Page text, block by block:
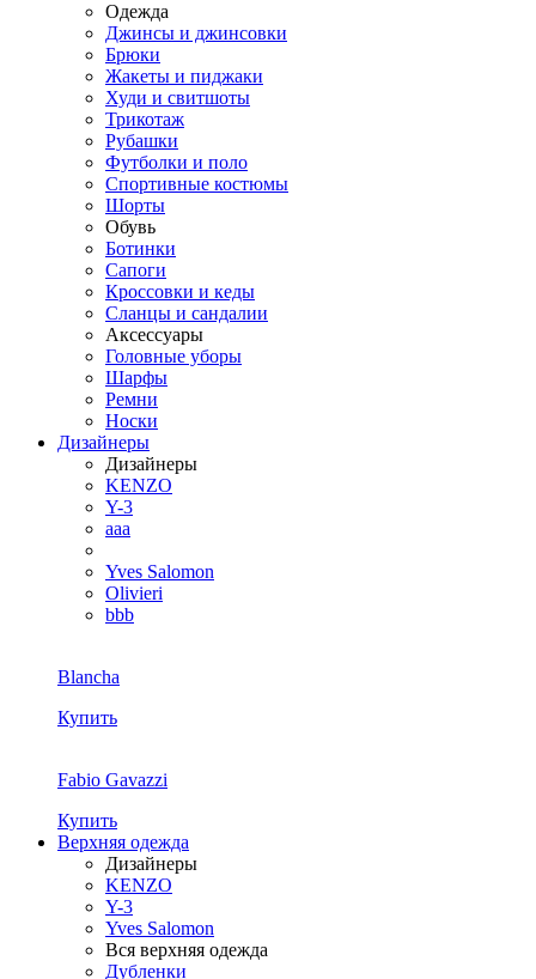
Одежда
Джинсы и джинсовки
Брюки
Жакеты и пиджаки
Худи и свитшоты
Трикотаж
Рубашки
Футболки и поло
Спортивные костюмы
Шорты
Обувь
Ботинки
Сапоги
Кроссовки и кеды
Сланцы и сандалии
Аксессуары
Головные уборы
Шарфы
Ремни
Носки
Дизайнеры
Дизайнеры
KENZO
Y-3
aaa
Yves Salomon
Olivieri
bbb
Blancha
Купить
Fabio Gavazzi
Купить
Верхняя одежда
Дизайнеры
KENZO
Y-3
Yves Salomon
Вся верхняя одежда
Дубленки